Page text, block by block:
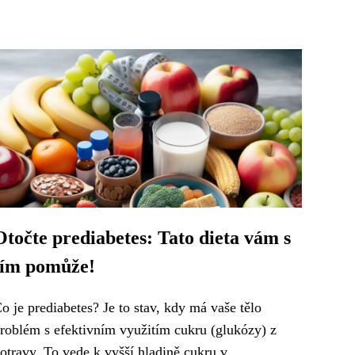
prediabetes: Tato dieta vám s
pomůže!
je prediabetes? Je to stav, kdy má vaše tělo
s efektivním využitím cukru (glukózy) z
To vede k vyšší hladině cukru v...